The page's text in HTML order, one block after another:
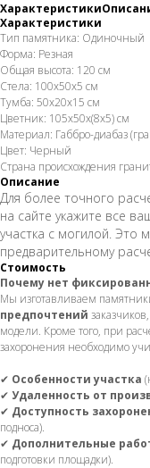
Характеристики
Характеристики
Тип памятника: Одиночный
Форма: Резная
Общая высота: 120 см
Стела: 100х50х5 см
Тумба: 50х20х15 см
Цветник: 105х50х(8х5) см
Материал: Габбро-диабаз
Цвет: Черный
Страна происхождения
Описание
Для более точного
на сайте укажите все
участка с могилой. Это
предварительному
Стоимость
Почему нет
Мы изготавливаем
предпочтений
модели. Кроме того, при
захоронения необходимо
✔ Особенности участка
✔ Удаленность от
✔ Доступность
подноса).
✔ Дополнительные
подготовки площадки).